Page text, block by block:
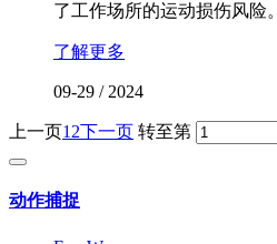
了工作场所的运动损伤风险。
了解更多
09-29 / 2024
上一页1 2下一页 转至第
动作捕捉